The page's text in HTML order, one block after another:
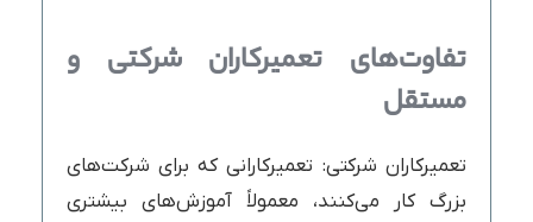
تفاوت‌های تعمیرکاران شرکتی و
مستقل
تعمیرکاران شرکتی: تعمیرکارانی که برای شرکت‌های
بزرگ کار می‌کنند، معمولاً آموزش‌های بیشتری